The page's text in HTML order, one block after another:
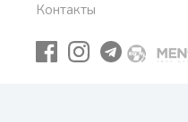
Контакты